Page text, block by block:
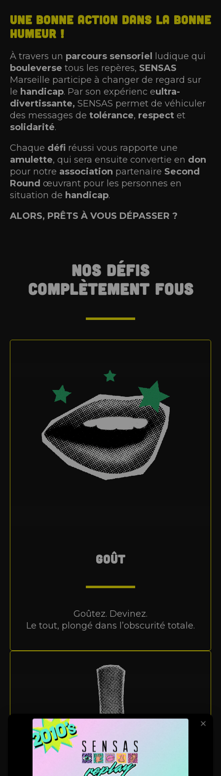
Une bonne action dans la bonne
humeur !
À travers un parcours sensoriel
ludique qui
bouleverse tous les repères, SENSAS
Marseille participe à changer de regard sur
le handicap. Par son expérienc eultra-
divertissante, SENSAS permet de véhiculer
des messages de tolérance, respect et
solidarité.
Chaque défi réussi vous rapporte une
amulette, qui sera ensuite convertie en don
pour notre association partenaire Second
Round œuvrant pour les personnes en
situation de handicap.
ALORS, PRÊTS À VOUS DÉPASSER ?
NOS DÉFIS
COMPLÈTEMENT FOUS
GOÛT
Goûtez. Devinez.
Le tout, plongé dans l’obscurité totale.